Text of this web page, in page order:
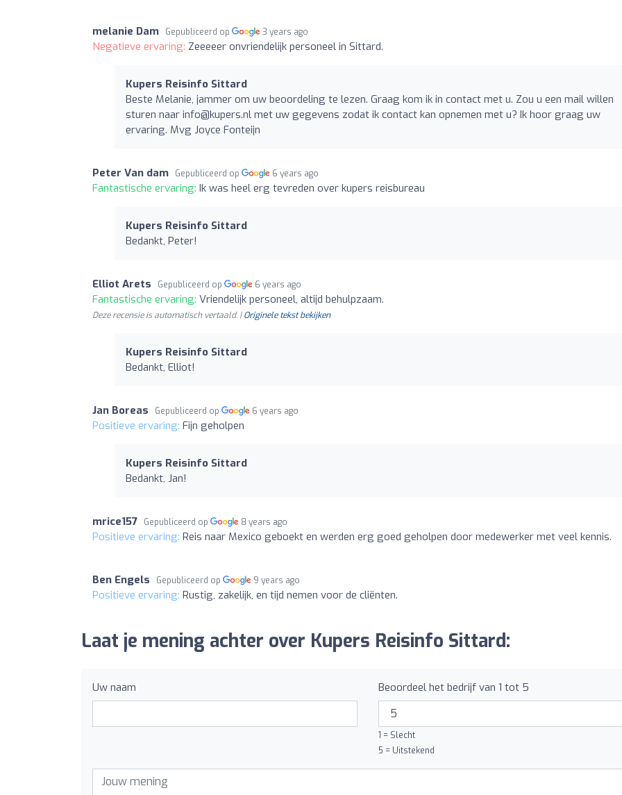
melanie Dam Gepubliceerd op 3 years ago
Negatieve ervaring: Zeeeeer onvriendelijk personeel in Sittard.
Kupers Reisinfo Sittard
Beste Melanie, jammer om uw beoordeling te lezen. Graag kom ik in contact met u. Zou u een mail willen
sturen naar info@kupers.nl met uw gegevens zodat ik contact kan opnemen met u? Ik hoor graag uw
ervaring. Mvg Joyce Fonteijn
Peter Van dam Gepubliceerd op 6 years ago
Fantastische ervaring: Ik was heel erg tevreden over kupers reisbureau
Kupers Reisinfo Sittard
Bedankt, Peter!
Elliot Arets Gepubliceerd op 6 years ago
Fantastische ervaring: Vriendelijk personeel, altijd behulpzaam.
Deze recensie is automatisch vertaald. |Originele tekst bekijken
Kupers Reisinfo Sittard
Bedankt, Elliot!
Jan Boreas Gepubliceerd op 6 years ago
Positieve ervaring: Fijn geholpen
Kupers Reisinfo Sittard
Bedankt, Jan!
mrice157 Gepubliceerd op 8 years ago
Positieve ervaring: Reis naar Mexico geboekt en werden erg goed geholpen door medewerker met veel kennis.
Ben Engels Gepubliceerd op 9 years ago
Positieve ervaring: Rustig, zakelijk, en tijd nemen voor de cliënten.
Laat je mening achter over Kupers Reisinfo Sittard:
Uw naam Beoordeel het bedrijf van 1 tot 5
1 = Slecht
5 = Uitstekend